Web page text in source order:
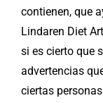
contienen, que
Lindaren Diet
si es cierto que
advertencias
ciertas